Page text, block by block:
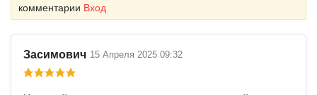
комментарии Вход
Засимович 15 Апреля 2025 09:32